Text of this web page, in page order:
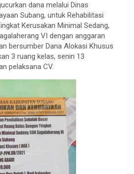
dana melalui Dinas
Subang, untuk Rehabilitasi
Kerusakan Minimal Sedang,
VI dengan anggaran
bersumber Dana Alokasi Khusus
3 ruang kelas, senin 13
pelaksana CV.